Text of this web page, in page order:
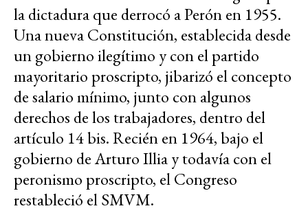
la dictadura que derrocó a Perón en 1955.
Una nueva Constitución, establecida desde
un gobierno ilegítimo y con el partido
mayoritario proscripto, jibarizó el concepto
de salario mínimo, junto con algunos
derechos de los trabajadores, dentro del
artículo 14 bis. Recién en 1964, bajo el
gobierno de Arturo Illia y todavía con el
peronismo proscripto, el Congreso
restableció el SMVM.